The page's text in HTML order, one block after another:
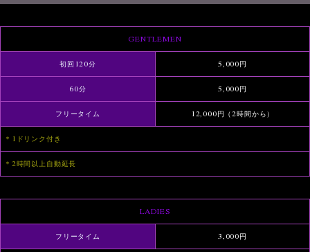
GENTLEMEN
初回120分 5,000円
60分 5,000円
フリータイム 12,000円（2時間から）
＊1ドリンク付き
＊2時間以上自動延長
LADIES
フリータイム 3,000円